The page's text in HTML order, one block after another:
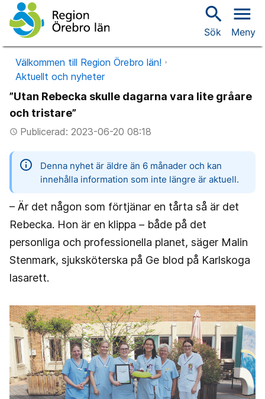
search
Sök
menu
Meny
Välkommen till Region Örebro län!
Aktuellt och nyheter
”Utan Rebecka skulle dagarna vara lite gråare
och tristare”
access_timePublicerad: 2023-06-20 08:18
information
Denna nyhet är äldre än 6 månader och kan
innehålla information som inte längre är aktuell.
– Är det någon som förtjänar en tårta så är det
Rebecka. Hon är en klippa – både på det
personliga och professionella planet, säger Malin
Stenmark, sjuksköterska på Ge blod på Karlskoga
lasarett.